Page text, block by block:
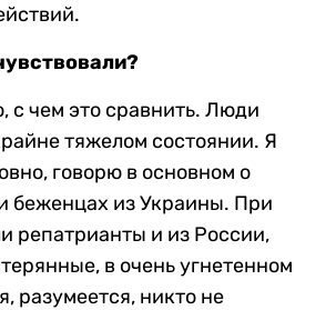
с чем это сравнить. Люди
тяжелом состоянии. Я
говорю в основном о
беженцах из Украины. При
репатрианты и из России,
в очень угнетенном
разумеется, никто не